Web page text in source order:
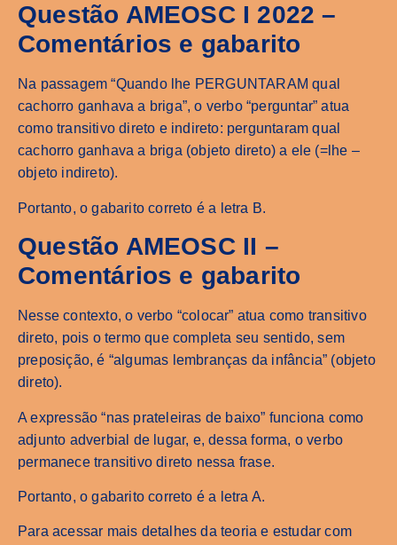
Questão AMEOSC I 2022 –
Comentários e gabarito
Na passagem “Quando lhe PERGUNTARAM qual
cachorro ganhava a briga”, o verbo “perguntar” atua
como transitivo direto e indireto: perguntaram qual
cachorro ganhava a briga (objeto direto) a ele (=lhe –
objeto indireto).
Portanto, o gabarito correto é a letra B.
Questão AMEOSC II –
Comentários e gabarito
Nesse contexto, o verbo “colocar” atua como transitivo
direto, pois o termo que completa seu sentido, sem
preposição, é “algumas lembranças da infância” (objeto
direto).
A expressão “nas prateleiras de baixo” funciona como
adjunto adverbial de lugar, e, dessa forma, o verbo
permanece transitivo direto nessa frase.
Portanto, o gabarito correto é a letra A.
Para acessar mais detalhes da teoria e estudar com